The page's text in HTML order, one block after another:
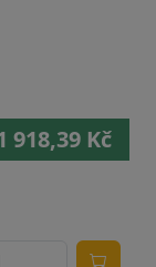
918,39 Kč